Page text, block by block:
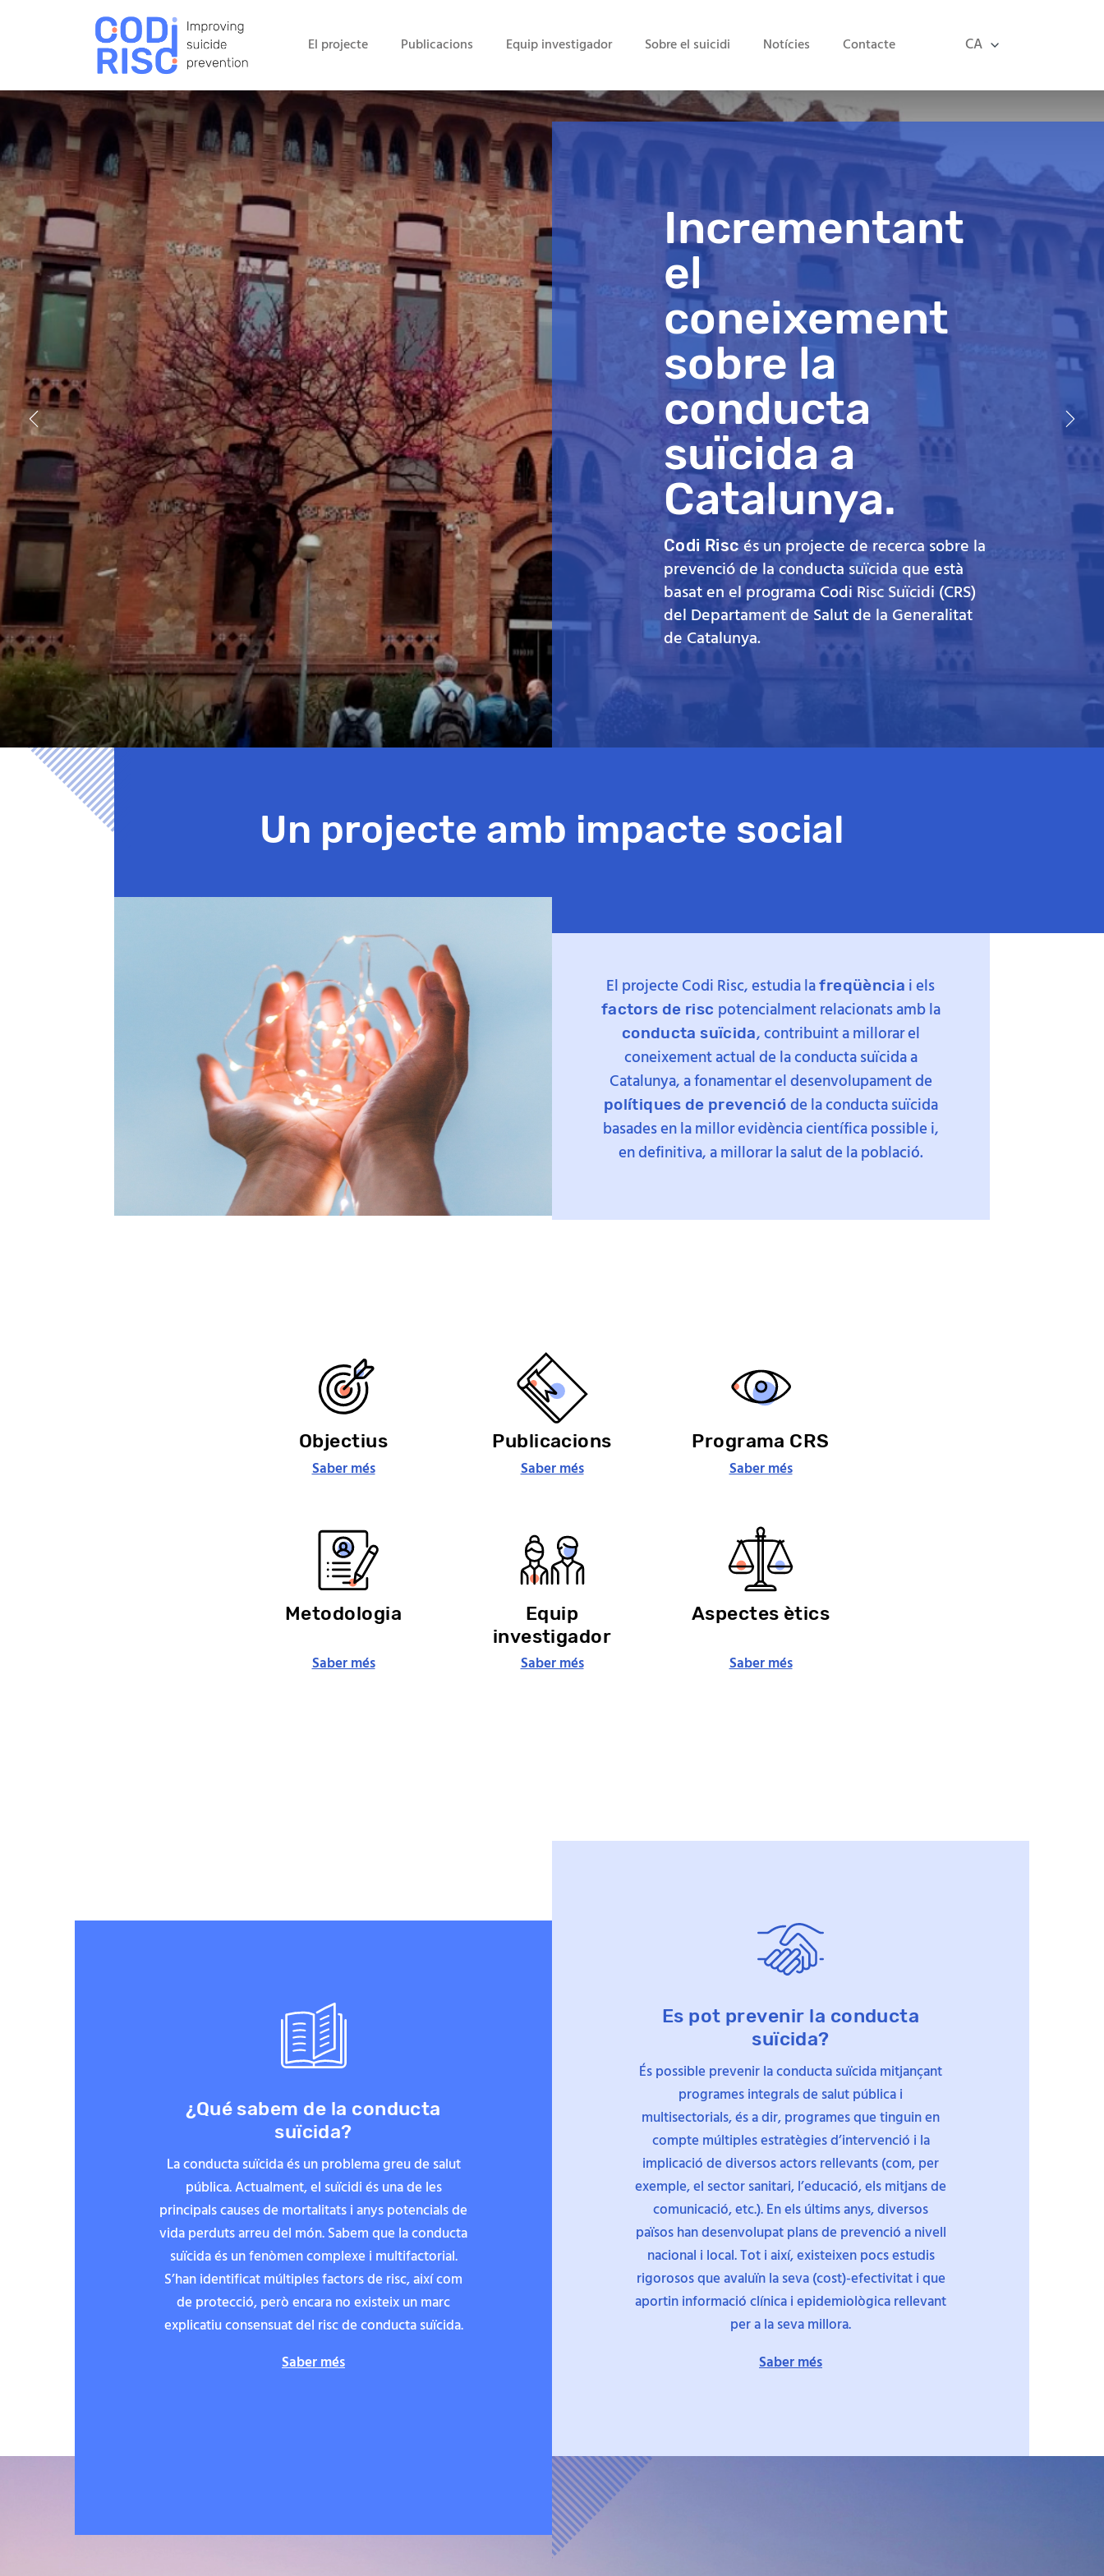
CA
El projecte Publicacions Equip investigador Sobre el suicidi Notícies Contacte
Incrementant
el
coneixement
sobre la
conducta
suïcida a
Catalunya.
Codi Riscés un projecte de recerca sobre la
prevenció de la conducta suïcida que està
basat en el programa Codi Risc Suïcidi (CRS)
del Departament de Salut de la Generalitat
de Catalunya.
Un projecte amb impacte social
El projecte Codi Risc, estudia lafreqüència i els
factors de risc potencialment relacionats amb la
conducta suïcida, contribuint a millorar el
coneixement actual de la conducta suïcida a
Catalunya, a fonamentar el desenvolupament de
polítiques de prevenció de la conducta suïcida
basades en la millor evidència científica possible i,
en definitiva, a millorar la salut de la població.
Objectius
Saber més
Publicacions
Saber més
Programa CRS
Saber més
Metodologia
Saber més
Equip
investigador
Saber més
Aspectes ètics
Saber més
¿Qué sabem de la conducta
suïcida?
La conducta suïcida és un problema greu de salut
pública. Actualment, el suïcidi és una de les
principals causes de mortalitats i anys potencials de
vida perduts arreu del món. Sabem que la conducta
suïcida és un fenòmen complexe i multifactorial.
S’han identificat múltiples factors de risc, així com
de protecció, però encara no existeix un marc
explicatiu consensuat del risc de conducta suïcida.
Saber més
Es pot prevenir la conducta
suïcida?
És possible prevenir la conducta suïcida mitjançant
programes integrals de salut pública i
multisectorials, és a dir, programes que tinguin en
compte múltiples estratègies d’intervenció i la
implicació de diversos actors rellevants (com, per
exemple, el sector sanitari, l’educació, els mitjans de
comunicació, etc.). En els últims anys, diversos
països han desenvolupat plans de prevenció a nivell
nacional i local. Tot i així, existeixen pocs estudis
rigorosos que avaluïn la seva (cost)-efectivitat i que
aportin informació clínica i epidemiològica rellevant
per a la seva millora.
Saber més